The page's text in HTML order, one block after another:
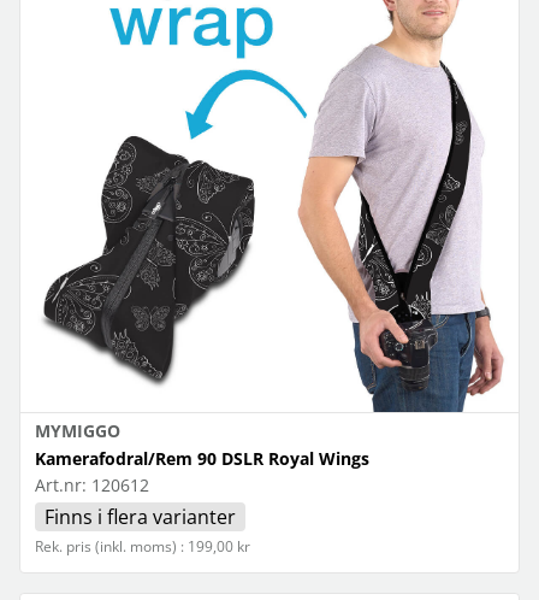
MYMIGGO
Kamerafodral/Rem 90 DSLR Royal Wings
Art.nr: 120612
Finns i flera varianter
Rek. pris (inkl. moms) : 199,00 kr